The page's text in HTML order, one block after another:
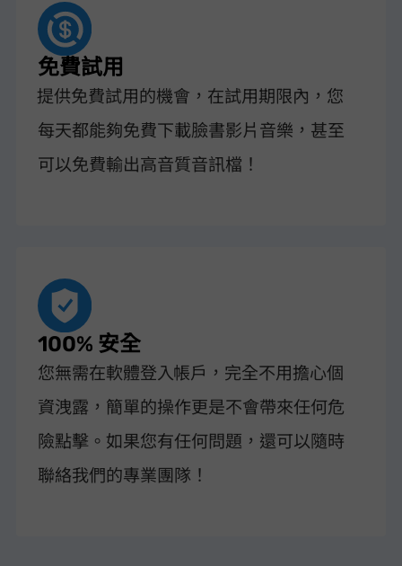
免費試用
VideoHunter Facebook Downloader 提供免費試用的機會，在試用期限內，您
每天都能夠免費下載 FB 臉書影片/音樂，甚至
可以免費輸出 320kbps 高音質音訊檔！
100% 安全
您無需在軟體登入 Facebook 帳戶，完全不用擔心個
資洩露，簡單的操作更是不會帶來任何危
險點擊。如果您有任何問題，還可以隨時
聯絡我們的專業團隊！